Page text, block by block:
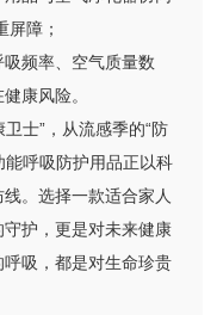
屏障；
频率、空气质量数
康风险。
士”，从流感季的“防
能呼吸防护用品正以科
。选择一款适合家人
护，更是对未来健康
吸，都是对生命珍贵